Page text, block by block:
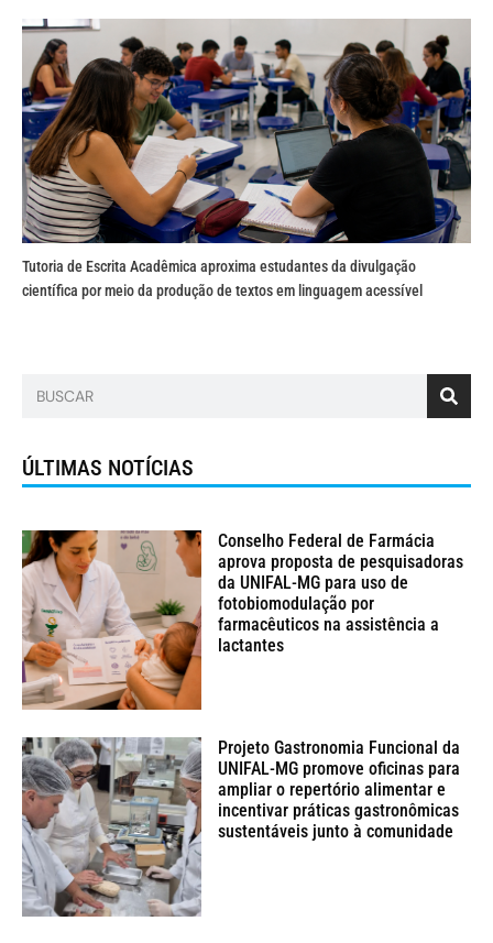
Tutoria de Escrita Acadêmica aproxima estudantes da divulgação
científica por meio da produção de textos em linguagem acessível
ÚLTIMAS NOTÍCIAS
Conselho Federal de Farmácia
aprova proposta de pesquisadoras
da UNIFAL-MG para uso de
fotobiomodulação por
farmacêuticos na assistência a
lactantes
Projeto Gastronomia Funcional da
UNIFAL-MG promove oficinas para
ampliar o repertório alimentar e
incentivar práticas gastronômicas
sustentáveis junto à comunidade